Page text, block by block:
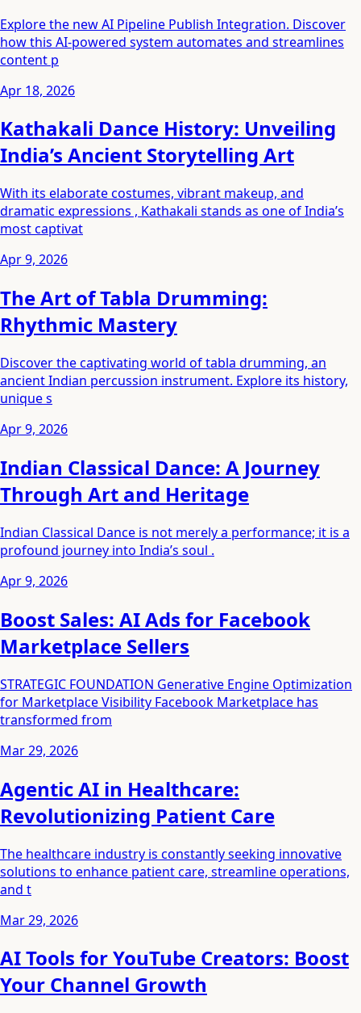
Explore the new AI Pipeline Publish Integration. Discover
how this AI-powered system automates and streamlines
content p
Apr 18, 2026
Kathakali Dance History: Unveiling
India’s Ancient Storytelling Art
With its elaborate costumes, vibrant makeup, and
dramatic expressions , Kathakali stands as one of India’s
most captivat
Apr 9, 2026
The Art of Tabla Drumming:
Rhythmic Mastery
Discover the captivating world of tabla drumming, an
ancient Indian percussion instrument. Explore its history,
unique s
Apr 9, 2026
Indian Classical Dance: A Journey
Through Art and Heritage
Indian Classical Dance is not merely a performance; it is a
profound journey into India’s soul .
Apr 9, 2026
Boost Sales: AI Ads for Facebook
Marketplace Sellers
STRATEGIC FOUNDATION Generative Engine Optimization
for Marketplace Visibility Facebook Marketplace has
transformed from
Mar 29, 2026
Agentic AI in Healthcare:
Revolutionizing Patient Care
The healthcare industry is constantly seeking innovative
solutions to enhance patient care, streamline operations,
and t
Mar 29, 2026
AI Tools for YouTube Creators: Boost
Your Channel Growth